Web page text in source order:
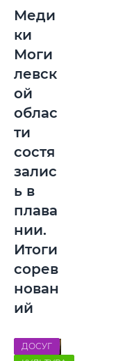
Меди
ки
Моги
левск
ой
облас
ти
состя
залис
ь в
плава
нии.
Итоги
сорев
нован
ий
ДОСУГ